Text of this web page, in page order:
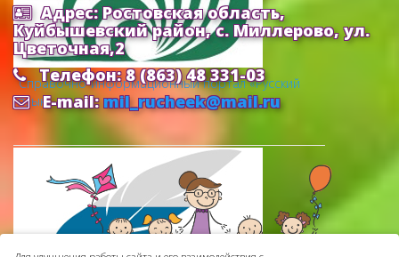
Cправочно-информационный портал «Русский
язык»
Адрес: Ростовская область,
Куйбышевский район, с. Миллерово, ул.
Цветочная,2
Телефон: 8 (863) 48 331-03
E-mail:mil_rucheek@mail.ru